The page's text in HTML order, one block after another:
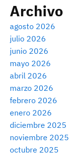
Archivo
agosto 2026
julio 2026
junio 2026
mayo 2026
abril 2026
marzo 2026
febrero 2026
enero 2026
diciembre 2025
noviembre 2025
octubre 2025